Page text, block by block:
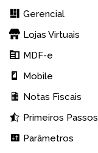
Gerencial
Lojas Virtuais
MDF-e
Mobile
Notas Fiscais
Primeiros Passos
Parâmetros